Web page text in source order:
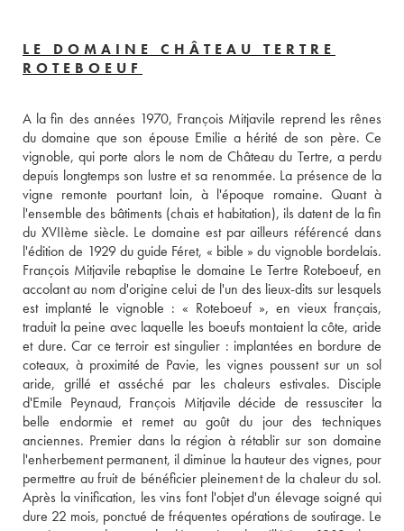
LE DOMAINE CHÂTEAU TERTRE
ROTEBOEUF
A la fin des années 1970, François Mitjavile reprend les rênes
du domaine que son épouse Emilie a hérité de son père. Ce
vignoble, qui porte alors le nom de Château du Tertre, a perdu
depuis longtemps son lustre et sa renommée. La présence de la
vigne remonte pourtant loin, à l'époque romaine. Quant à
l'ensemble des bâtiments (chais et habitation), ils datent de la fin
du XVIIème siècle. Le domaine est par ailleurs référencé dans
l'édition de 1929 du guide Féret, « bible » du vignoble bordelais.
François Mitjavile rebaptise le domaine Le Tertre Roteboeuf, en
accolant au nom d'origine celui de l'un des lieux-dits sur lesquels
est implanté le vignoble : « Roteboeuf », en vieux français,
traduit la peine avec laquelle les boeufs montaient la côte, aride
et dure. Car ce terroir est singulier : implantées en bordure de
coteaux, à proximité de Pavie, les vignes poussent sur un sol
aride, grillé et asséché par les chaleurs estivales. Disciple
d'Emile Peynaud, François Mitjavile décide de ressusciter la
belle endormie et remet au goût du jour des techniques
anciennes. Premier dans la région à rétablir sur son domaine
l'enherbement permanent, il diminue la hauteur des vignes, pour
permettre au fruit de bénéficier pleinement de la chaleur du sol.
Après la vinification, les vins font l'objet d'un élevage soigné qui
dure 22 mois, ponctué de fréquentes opérations de soutirage. Le